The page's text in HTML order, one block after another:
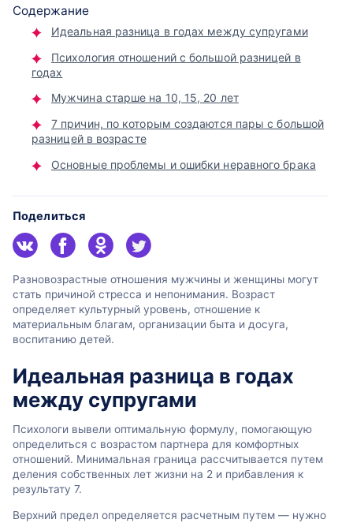
Содержание
Идеальная разница в годах между супругами
Психология отношений с большой разницей в
годах
Мужчина старше на 10, 15, 20 лет
7 причин, по которым создаются пары с большой
разницей в возрасте
Основные проблемы и ошибки неравного брака
Поделиться
Разновозрастные отношения мужчины и женщины могут
стать причиной стресса и непонимания. Возраст
определяет культурный уровень, отношение к
материальным благам, организации быта и досуга,
воспитанию детей.
Идеальная разница в годах
между супругами
Психологи вывели оптимальную формулу, помогающую
определиться с возрастом партнера для комфортных
отношений. Минимальная граница рассчитывается путем
деления собственных лет жизни на 2 и прибавления к
результату 7.
Верхний предел определяется расчетным путем — нужно